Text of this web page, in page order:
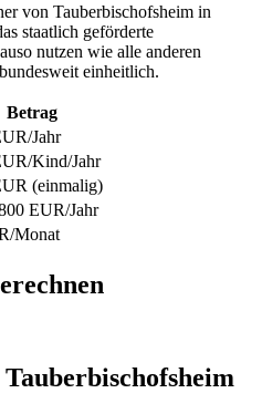
von Tauberbischofsheim in
staatlich geförderte
nutzen wie alle anderen
einheitlich.
Betrag
Jahr
Kind/Jahr
(einmalig)
EUR/Jahr
Monat